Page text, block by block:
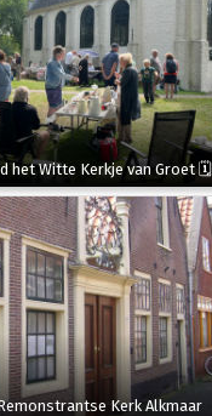
het Witte Kerkje van Groet 🗓
Kerk Alkmaar